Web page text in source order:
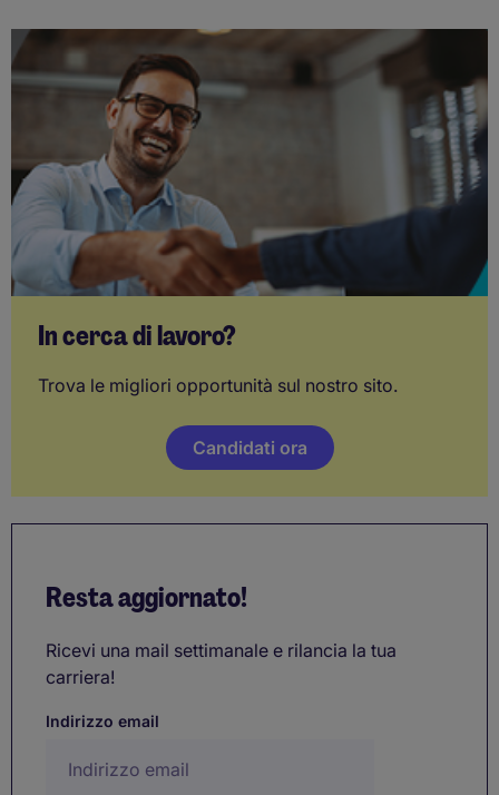
In cerca di lavoro?
Trova le migliori opportunità sul nostro sito.
Candidati ora
Resta aggiornato!
Ricevi una mail settimanale e rilancia la tua
carriera!
Indirizzo email